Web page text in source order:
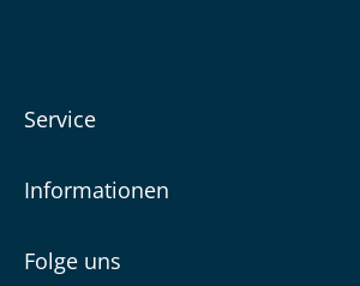
Service
Informationen
Folge uns